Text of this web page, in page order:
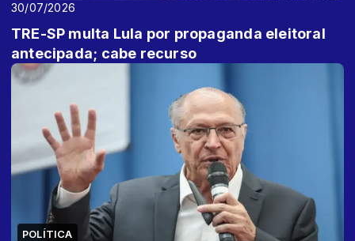
30/07/2026
TRE-SP multa Lula por propaganda eleitoral
antecipada; cabe recurso
POLÍTICA